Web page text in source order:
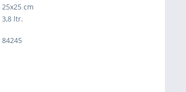
25x25 cm
3,8 ltr.
84245